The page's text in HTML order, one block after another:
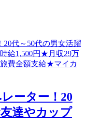
ーター！20
達やカップ